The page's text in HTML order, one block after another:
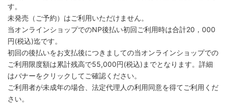
す。
未発売（ご予約）はご利用いただけません。
当オンラインショップでのNP後払い初回ご利用時は合計20，000
円(税込)迄です。
初回の後払いをお支払後につきましての当オンラインショップでの
ご利用限度額は累計残高で55,000円(税込)までとなります。詳細
はバナーをクリックしてご確認ください。
ご利用者が未成年の場合、法定代理人の利用同意を得てご利用くだ
さい。